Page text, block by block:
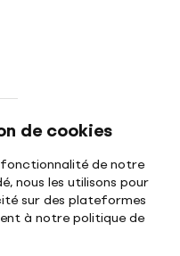
de cookies
fonctionnalité de notre
nous les utilisons pour
sur des plateformes
à notre politique de